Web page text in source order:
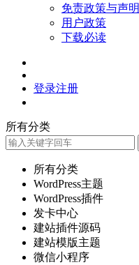
免责政策与声明
用户政策
下载必读
登录注册
所有分类
所有分类
WordPress主题
WordPress插件
发卡中心
建站插件源码
建站模版主题
微信小程序